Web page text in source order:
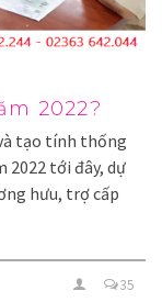
2022?
tạo tính thống
tới đây, dự
hưu, trợ cấp
35